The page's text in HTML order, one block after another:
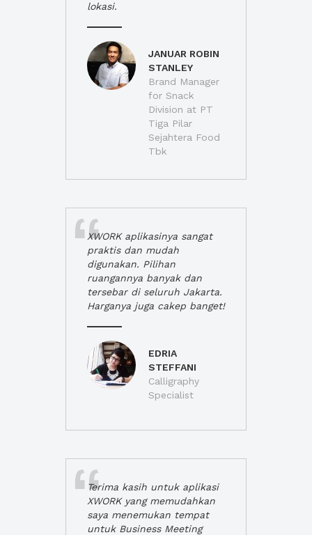
lokasi.
JANUAR ROBIN
STANLEY
Brand Manager
for Snack
Division at PT
Tiga Pilar
Sejahtera Food
Tbk
XWORK aplikasinya sangat
praktis dan mudah
digunakan. Pilihan
ruangannya banyak dan
tersebar di seluruh Jakarta.
Harganya juga cakep banget!
EDRIA
STEFFANI
Calligraphy
Specialist
Terima kasih untuk aplikasi
XWORK yang memudahkan
saya menemukan tempat
untuk Business Meeting